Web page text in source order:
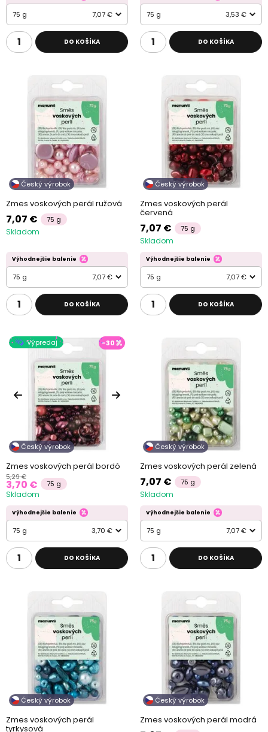
75 g 7,07 €
DO KOŠÍKA
75 g 3,53 €
DO KOŠÍKA
Český výrobok
Zmes voskových perál ružová
7,07 € 75 g
Skladom
Výhodnejšie balenie
75 g 7,07 €
DO KOŠÍKA
Český výrobok
Zmes voskových perál
červená
7,07 € 75 g
Skladom
Výhodnejšie balenie
75 g 7,07 €
DO KOŠÍKA
Výpredaj
Český výrobok
-30
Zmes voskových perál bordó
5,29 €
3,70 € 75 g
Skladom
Výhodnejšie balenie
75 g 3,70 €
DO KOŠÍKA
Český výrobok
Zmes voskových perál zelená
7,07 € 75 g
Skladom
Výhodnejšie balenie
75 g 7,07 €
DO KOŠÍKA
Český výrobok
Zmes voskových perál
tyrkysová
Český výrobok
Zmes voskových perál modrá